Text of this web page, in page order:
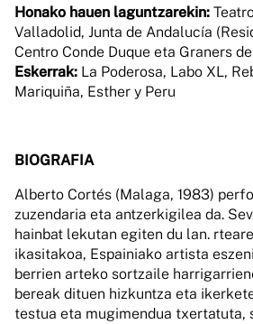
Honako hauen laguntzarekin:
Valladolid, Junta de Andalucía
Centro Conde Duque eta Graners
Eskerrak: La Poderosa, Labo XL,
Mariquiña, Esther y Peru
BIOGRAFIA
Alberto Cortés (Malaga, 1983)
zuzendaria eta antzerkigilea da.
hainbat lekutan egiten du lan.
ikasitakoa, Espainiako artista
berrien arteko sortzaile
bereak dituen hizkuntza eta
testua eta mugimendua txertatuta,